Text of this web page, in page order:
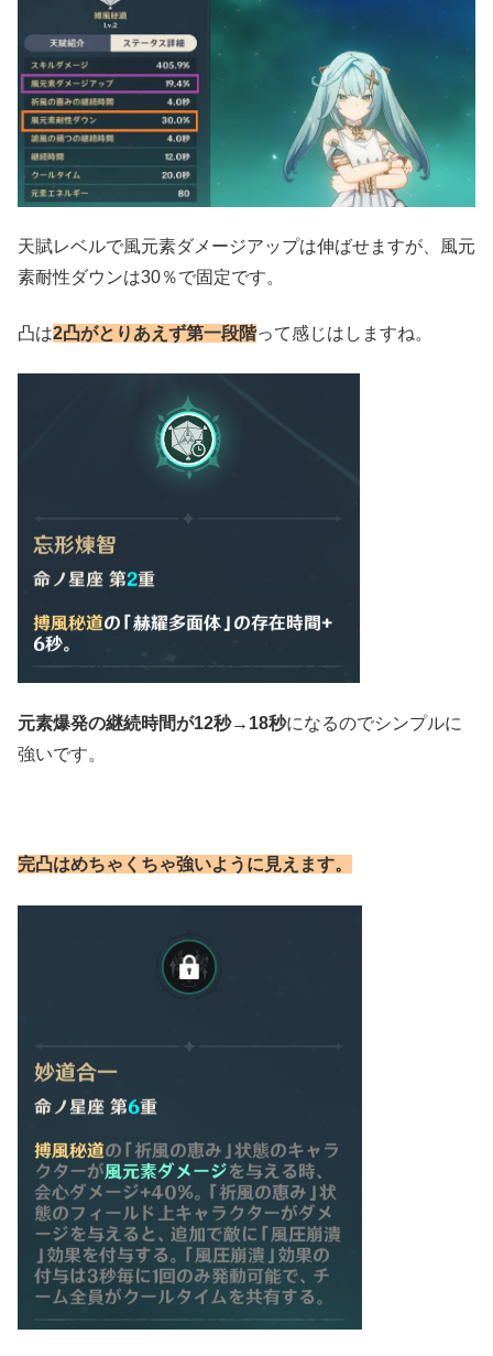
天賦レベルで風元素ダメージアップは伸ばせますが、風元
素耐性ダウンは30％で固定です。
凸は2凸がとりあえず第一段階って感じはしますね。
元素爆発の継続時間が12秒→18秒になるのでシンプルに
強いです。
完凸はめちゃくちゃ強いように見えます。